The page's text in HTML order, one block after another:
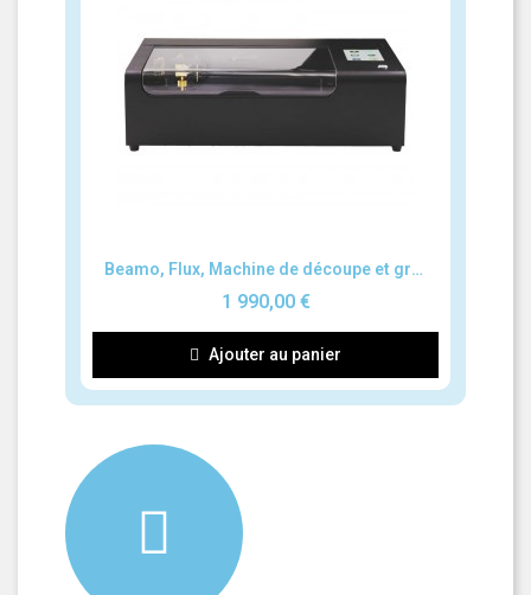
Aperçu rapide Beamo, Flux, Machine de découpe et gravure au laser
1 990,00 €
Ajouter au panier